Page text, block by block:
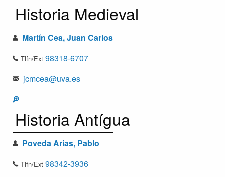
Historia Medieval
Martín Cea, Juan Carlos
Tlfn/Ext 98318-6707
jcmcea@uva.es
Historia Antígua
Poveda Arias, Pablo
Tlfn/Ext 98342-3936